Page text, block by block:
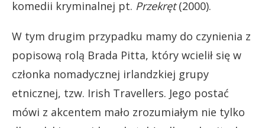
komedii kryminalnej pt. Przekręt(2000).
W tym drugim przypadku mamy do czynienia z
popisową rolą Brada Pitta, który wcielił się w
członka nomadycznej irlandzkiej grupy
etnicznej, tzw. Irish Travellers. Jego postać
mówi z akcentem mało zrozumiałym nie tylko